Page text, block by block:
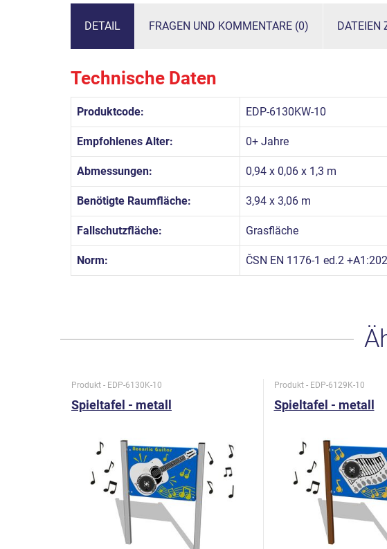
DETAIL FRAGEN UND KOMMENTARE (0) DATEIEN
Technische Daten
Produktcode: EDP-6130KW-10
Empfohlenes Alter: 0+ Jahre
Abmessungen: 0,94 x 0,06 x 1,3 m
Benötigte Raumfläche: 3,94 x 3,06 m
Fallschutzfläche: Grasfläche
Norm: ČSN EN 1176-1 ed.2
Produkt - EDP-6130K-10
Spieltafel - metall
Produkt - EDP-6129K-10
Spieltafel - metall